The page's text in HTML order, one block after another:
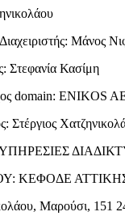
Μάνος
Στεφανία Κασίμη
domain: ENIKOS
Στέργιος
ΚΕΦΟΔΕ
Μαρούσι, 151